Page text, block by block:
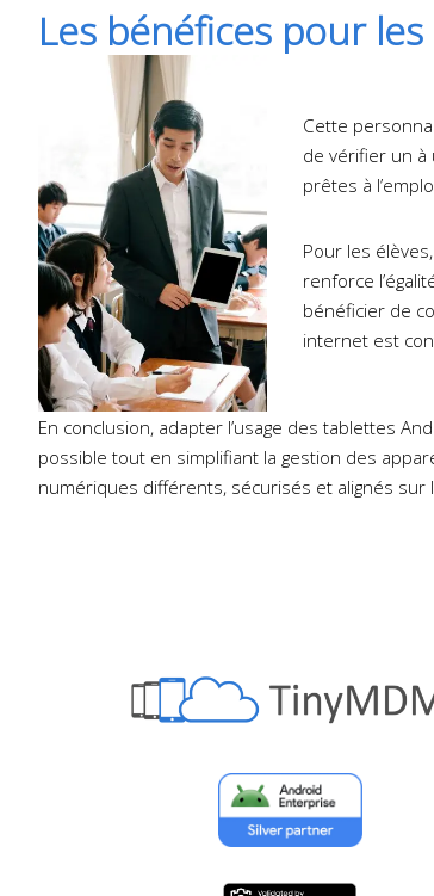
Les bénéfices pour
Cette
de vérifier un à
prêtes à
Pour les
renforce
bénéficier de
internet est
En conclusion, adapter l’usage des tablettes
possible tout en simplifiant la gestion des
numériques différents, sécurisés et alignés sur